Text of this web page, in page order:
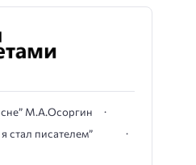
М.А.Осоргин
стал писателем”